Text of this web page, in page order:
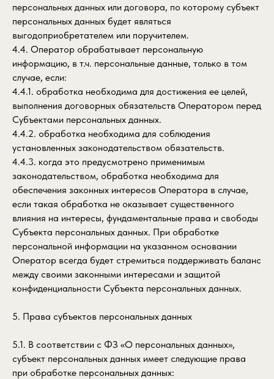
персональных данных или договора, по которому субъект
персональных данных будет являться
выгодоприобретателем или поручителем.
4.4. Оператор обрабатывает персональную
информацию, в т.ч. персональные данные, только в том
случае, если:
4.4.1. обработка необходима для достижения ее целей,
выполнения договорных обязательств Оператором перед
Субъектами персональных данных.
4.4.2. обработка необходима для соблюдения
установленных законодательством обязательств.
4.4.3. когда это предусмотрено применимым
законодательством, обработка необходима для
обеспечения законных интересов Оператора в случае,
если такая обработка не оказывает существенного
влияния на интересы, фундаментальные права и свободы
Субъекта персональных данных. При обработке
персональной информации на указанном основании
Оператор всегда будет стремиться поддерживать баланс
между своими законными интересами и защитой
конфиденциальности Субъекта персональных данных.
5. Права субъектов персональных данных
5.1. В соответствии с ФЗ «О персональных данных»,
субъект персональных данных имеет следующие права
при обработке персональных данных: